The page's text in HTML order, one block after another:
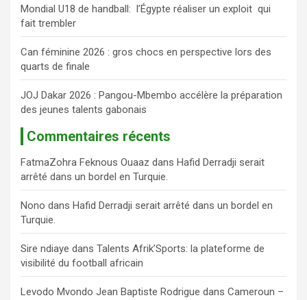
Mondial U18 de handball: l’Égypte réaliser un exploit qui
fait trembler
Can féminine 2026 : gros chocs en perspective lors des
quarts de finale
JOJ Dakar 2026 : Pangou-Mbembo accélère la préparation
des jeunes talents gabonais
Commentaires récents
FatmaZohra Feknous Ouaaz dans Hafid Derradji serait
arrêté dans un bordel en Turquie.
Nono dans Hafid Derradji serait arrêté dans un bordel en
Turquie.
Sire ndiaye dans Talents Afrik’Sports: la plateforme de
visibilité du football africain
Levodo Mvondo Jean Baptiste Rodrigue dans Cameroun –